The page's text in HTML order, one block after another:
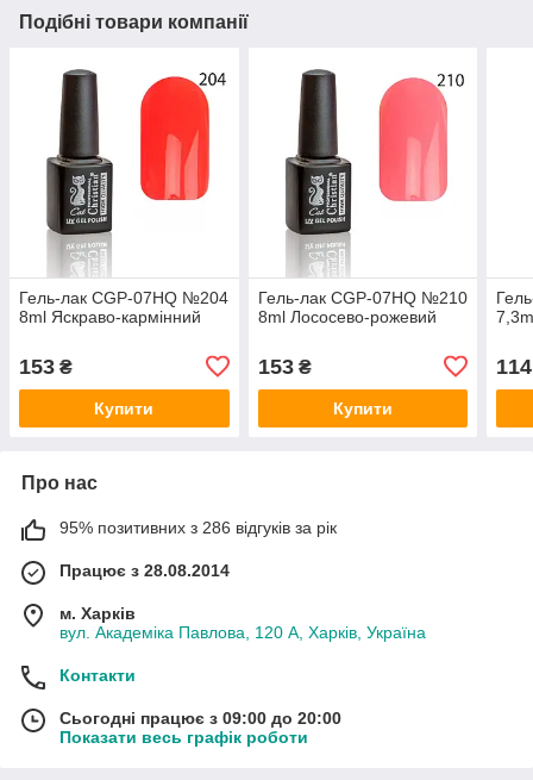
Подібні товари компанії
Гель-лак CGP-07HQ №204
8ml Яскраво-кармінний
153 ₴
Купити
Гель-лак CGP-07HQ №210
8ml Лососево-рожевий
153₴
Купити
114
Про нас
95% позитивних з 286 відгуків за рік
Працює з 28.08.2014
м. Харків
вул. Академіка Павлова, 120 А, Харків, Україна
Контакти
Сьогодні працює з 09:00 до 20:00
Показати весь графік роботи